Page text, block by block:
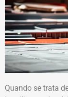
Quando se trata